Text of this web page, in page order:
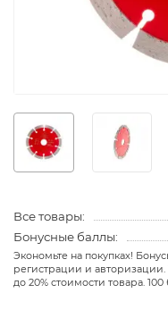
Все товары:
Бонусные баллы:
Экономьте на покупках!
регистрации и авторизации.
до 20% стоимости товара.